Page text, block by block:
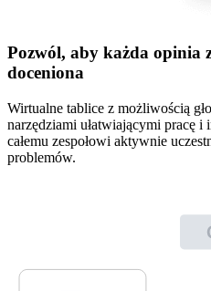
Pozwól, aby każda opinia
doceniona
Wirtualne tablice z możliwością
narzędziami ułatwiającymi pracę
całemu zespołowi aktywnie
problemów.